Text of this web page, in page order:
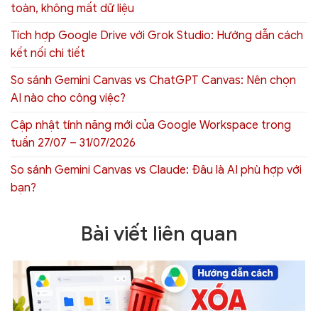
toàn, không mất dữ liệu
Tích hợp Google Drive với Grok Studio: Hướng dẫn cách
kết nối chi tiết
So sánh Gemini Canvas vs ChatGPT Canvas: Nên chọn
AI nào cho công việc?
Cập nhật tính năng mới của Google Workspace trong
tuần 27/07 – 31/07/2026
So sánh Gemini Canvas vs Claude: Đâu là AI phù hợp với
bạn?
Bài viết liên quan